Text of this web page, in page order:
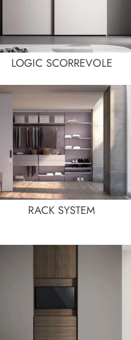
LOGIC SCORREVOLE
RACK SYSTEM